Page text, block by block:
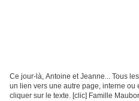
Ce jour-là, Antoine et Jeanne... Tous
un lien vers une autre page, interne ou
cliquer sur le texte. [clic] Famille